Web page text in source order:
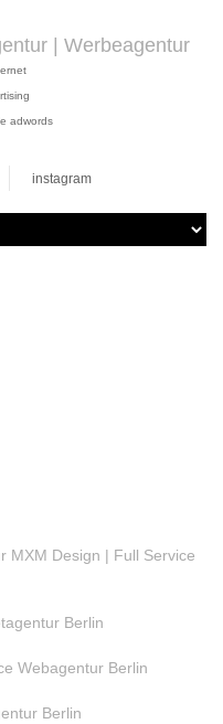
adwords
instagram
MXM Design | Full Service
Berlin
Webagentur Berlin
Berlin